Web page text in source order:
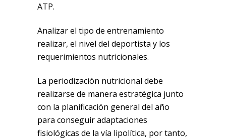
ATP.
Analizar el tipo de entrenamiento
realizar, el nivel del deportista y los
requerimientos nutricionales.
La periodización nutricional debe
realizarse de manera estratégica junto
con la planificación general del año
para conseguir adaptaciones
fisiológicas de la vía lipolítica, por tanto,